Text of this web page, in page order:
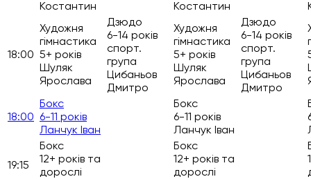
Костантин
Костантин
18:00
Художня
гімнастика
5+ років
Шуляк
Ярослава
Дзюдо
6-14 років
спорт.
група
Цибаньов
Дмитро
Художня
гімнастика
5+ років
Шуляк
Ярослава
Дзюдо
6-14 років
спорт.
група
Цибаньов
Дмитро
18:00
Бокс
6-11 років
Ланчук Іван
Бокс
6-11 років
Ланчук Іван
19:15
Бокс
12+ років та
дорослі
Бокс
12+ років та
дорослі